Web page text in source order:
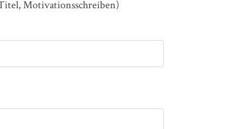
Motivationsschreiben)